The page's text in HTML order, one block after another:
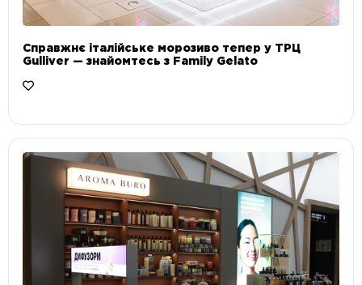
Справжнє італійське морозиво тепер у ТРЦ
Gulliver — знайомтесь з Family Gelato